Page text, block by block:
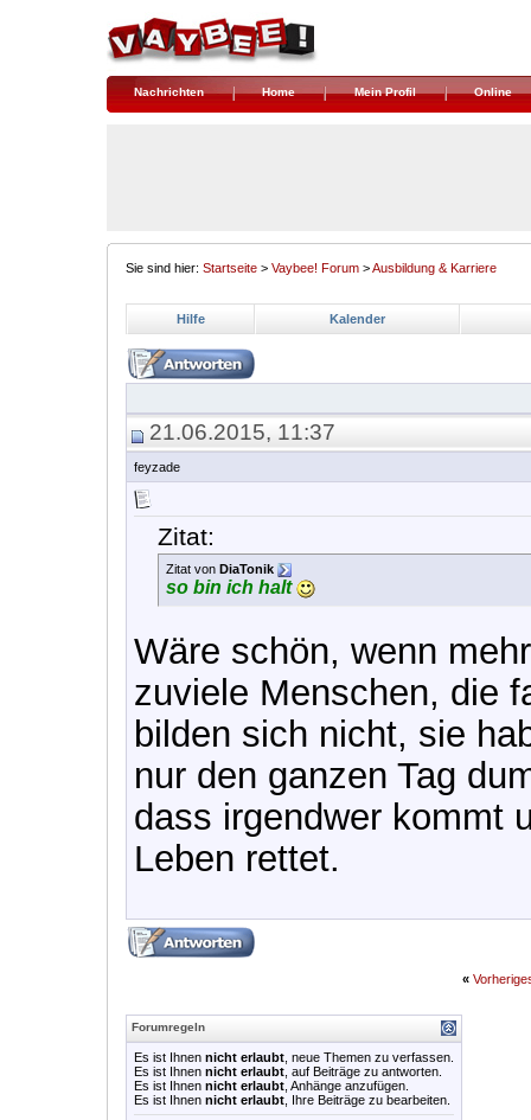
Nachrichten Home Mein Profil Online
Sie sind hier: Startseite > Vaybee! Forum >Ausbildung & Karriere
Hilfe Kalender
21.06.2015, 11:37
feyzade
Zitat:
Zitat von DiaTonik
so bin ich halt
Wäre schön, wenn
zuviele Menschen, die
bilden sich nicht, sie
nur den ganzen Tag
dass irgendwer kommt
Leben rettet.
«
Forumregeln
Es ist Ihnen nicht erlaubt , neue Themen zu verfassen.
Es ist Ihnen nicht erlaubt , auf Beiträge zu antworten.
Es ist Ihnen nicht erlaubt , Anhänge anzufügen.
Es ist Ihnen nicht erlaubt , Ihre Beiträge zu bearbeiten.